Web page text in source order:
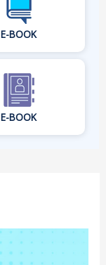
E-BOOK
E-BOOK